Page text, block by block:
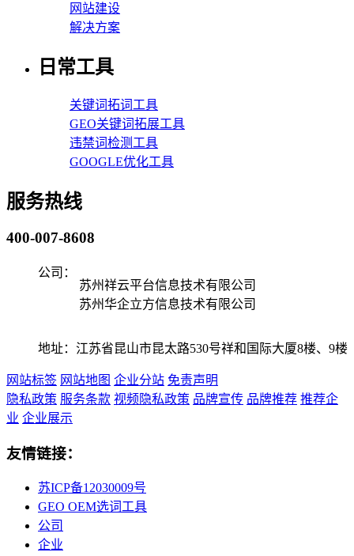
网站建设
解决方案
日常工具
关键词拓词工具
GEO关键词拓展工具
违禁词检测工具
GOOGLE优化工具
服务热线
400-007-8608
公司：
苏州祥云平台信息技术有限公司
苏州华企立方信息技术有限公司
地址：江苏省昆山市昆太路530号祥和国际大厦8楼、9楼
网站标签 网站地图 企业分站 免责声明
隐私政策 服务条款 视频隐私政策 品牌宣传 品牌推荐 推荐企
业 企业展示
友情链接：
苏ICP备12030009号
GEO OEM选词工具
公司
企业